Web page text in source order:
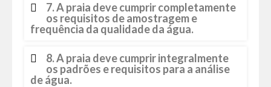
7. A praia deve cumprir completamente
os requisitos de amostragem e
frequência da qualidade da água.
8. A praia deve cumprir integralmente
os padrões e requisitos para a análise
de água.